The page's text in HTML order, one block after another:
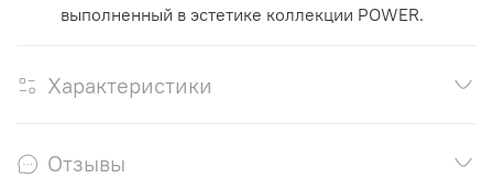
выполненный в эстетике коллекции POWER.
Характеристики
Отзывы